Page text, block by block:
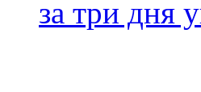
за три дня